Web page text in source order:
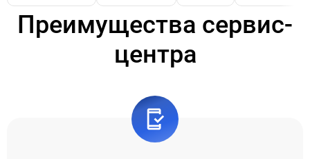
Преимущества сервис-
центра